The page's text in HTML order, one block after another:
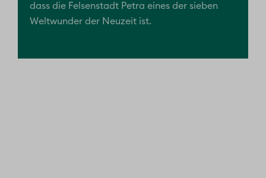
dass die Felsenstadt Petra eines der sieben
Weltwunder der Neuzeit ist.